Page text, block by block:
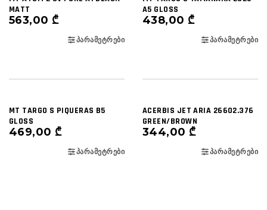
MATT
563,00 ₾
ᲞᲐᲠᲐᲛᲔᲢᲠᲔᲑᲘ
A5 GLOSS
438,00 ₾
ᲞᲐᲠᲐᲛᲔᲢᲠᲔᲑᲘ
MT TARGO S PIQUERAS B5
GLOSS
469,00 ₾
ᲞᲐᲠᲐᲛᲔᲢᲠᲔᲑᲘ
ACERBIS JET ARIA 26602.376
GREEN/BROWN
344,00 ₾
ᲞᲐᲠᲐᲛᲔᲢᲠᲔᲑᲘ